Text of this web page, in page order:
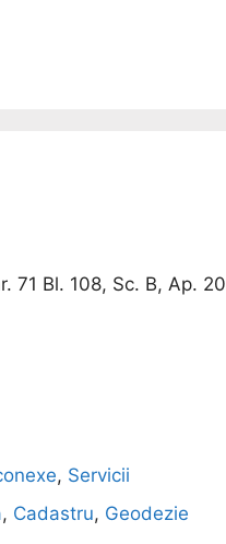
71 Bl. 108, Sc. B, Ap. 20
, Servicii
, Cadastru, Geodezie